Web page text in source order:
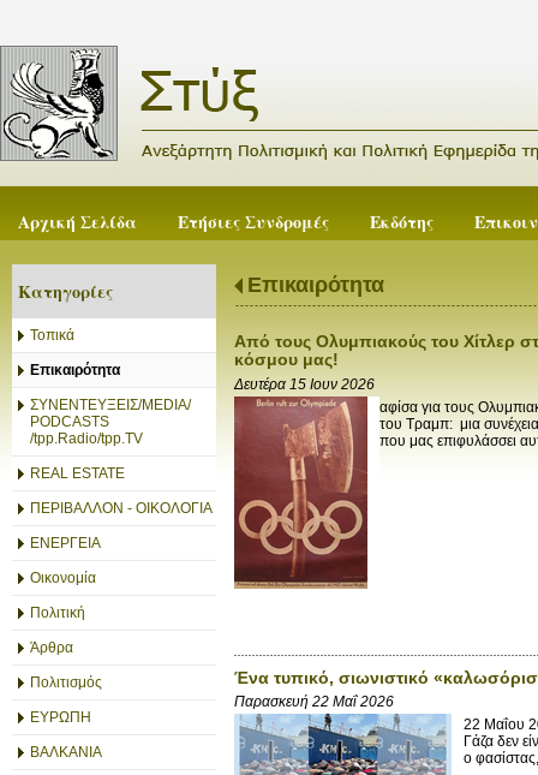
Αρχική Σελίδα Ετήσιες Συνδρομές Εκδότης
Κατηγορίες
Τοπικά
Επικαιρότητα
ΣΥΝΕΝΤΕΥΞΕΙΣ/MEDIA/
PODCASTS
/tpp.Radio/tpp.TV
REAL ESTATE
ΠΕΡΙΒΑΛΛΟΝ - ΟΙΚΟΛΟΓΙΑ
ΕΝΕΡΓΕΙΑ
Οικονομία
Πολιτική
Άρθρα
Πολιτισμός
ΕΥΡΩΠΗ
ΒΑΛΚΑΝΙΑ
Επικαιρότητα
Από τους Ολυμπιακούς του Χίτλερ
κόσμου μας!
Δευτέρα 15 Ιουν 2026
αφίσα για τους
του Τραμπ: μια
που μας επιφυλάσσει
Ένα τυπικό, σιωνιστικό
Παρασκευή 22 Μαΐ 2026
22 Μαΐου
Γάζα δεν
ο